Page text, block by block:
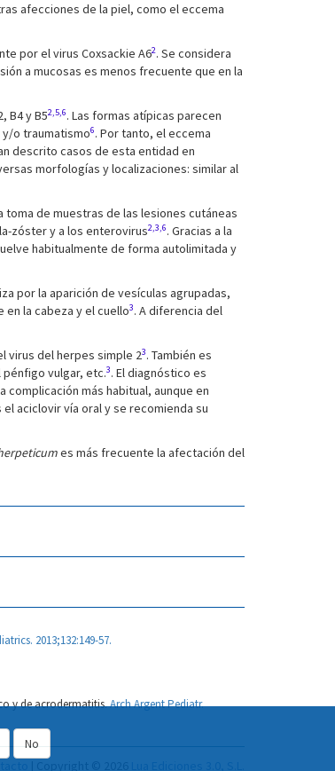
afecciones de la piel, como el eccema
por el virus Coxsackie A62. Se considera
a mucosas es menos frecuente que en la
B4 y B52,5,6. Las formas atípicas parecen
y/o traumatismo6. Por tanto, el eccema
descrito casos de esta entidad en
morfologías y localizaciones: similar al
de muestras de las lesiones cutáneas
zóster y a los enterovirus2,3,6. Gracias a la
habitualmente de forma autolimitada y
por la aparición de vesículas agrupadas,
la cabeza y el cuello3. A diferencia del
virus del herpes simple 23. También es
vulgar, etc.3. El diagnóstico es
complicación más habitual, aunque en
aciclovir vía oral y se recomienda su
es más frecuente la afectación del
2013;132:149-57.
y de acrodermatitis.Arch Argent Pediatr.
No